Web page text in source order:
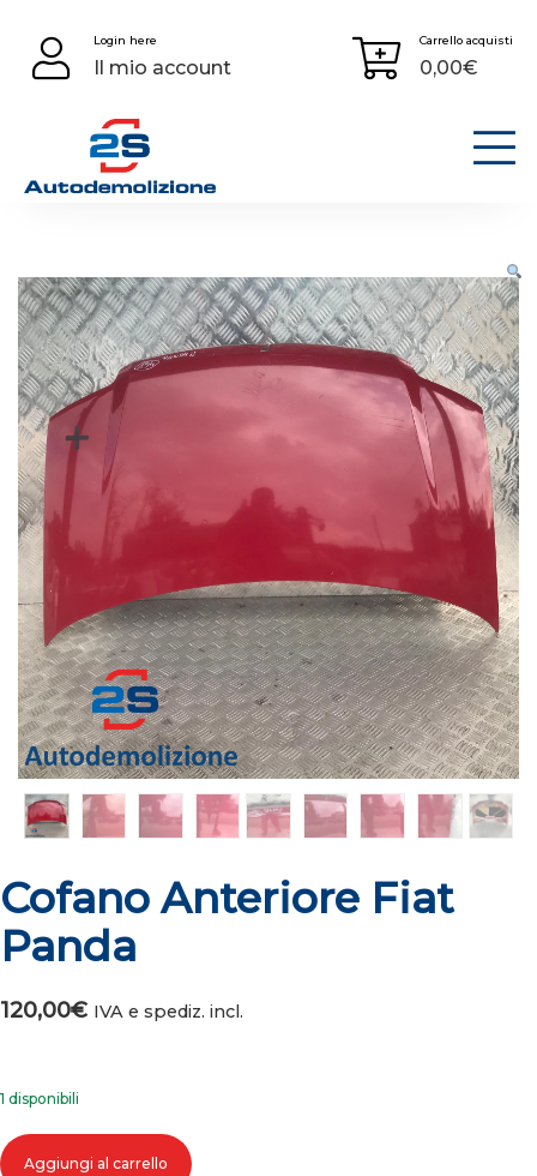
content
Login here
Il mio account
Carrello acquisti
0,00€
Cofano Anteriore Fiat
Panda
120,00€ IVA e spediz. incl.
1 disponibili
Cofano anteriore fiat panda quantità
Aggiungi al carrello